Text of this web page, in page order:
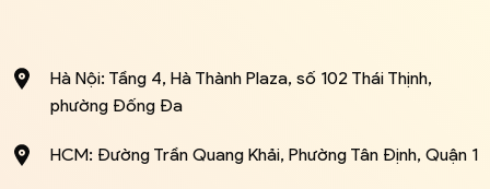
Hà Nội: Tầng 4, Hà Thành Plaza, số 102 Thái Thịnh,
phường Đống Đa
HCM: Đường Trần Quang Khải, Phường Tân Định, Quận 1